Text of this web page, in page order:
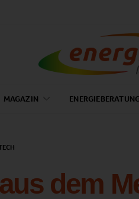
MAGAZIN ENERGIEBERATUNG
dem